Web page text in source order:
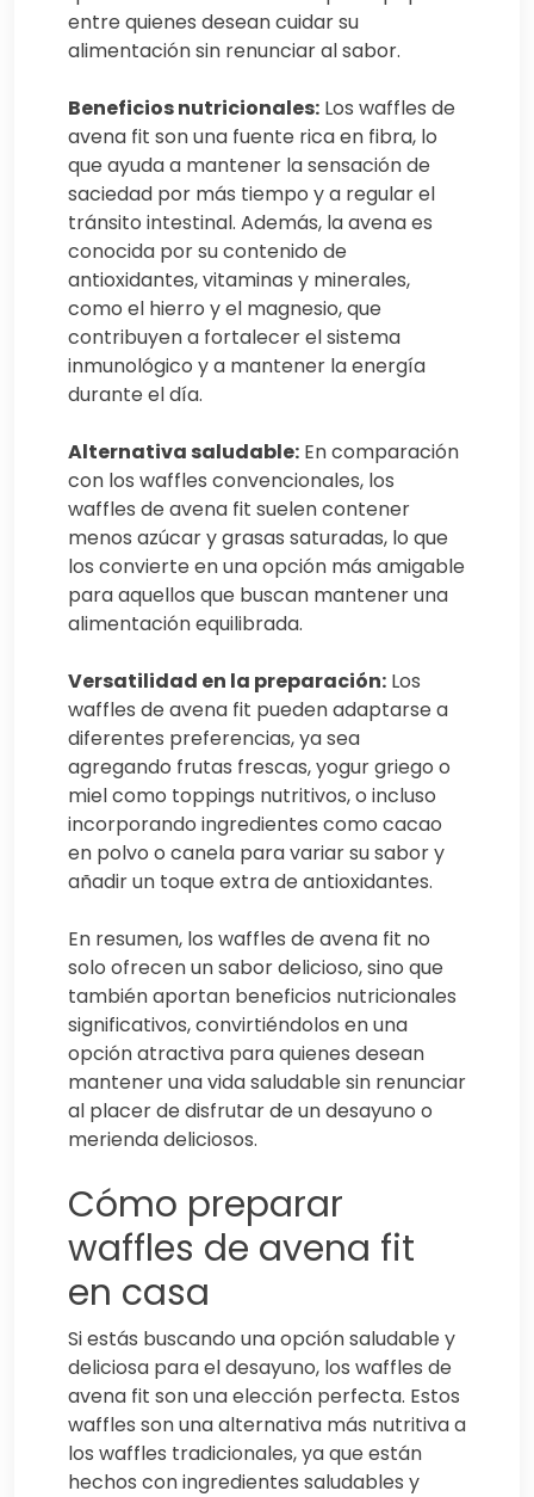
entre quienes desean cuidar su
alimentación sin renunciar al sabor.
Beneficios nutricionales: Los waffles de
avena fit son una fuente rica en fibra, lo
que ayuda a mantener la sensación de
saciedad por más tiempo y a regular el
tránsito intestinal. Además, la avena es
conocida por su contenido de
antioxidantes, vitaminas y minerales,
como el hierro y el magnesio, que
contribuyen a fortalecer el sistema
inmunológico y a mantener la energía
durante el día.
Alternativa saludable: En comparación
con los waffles convencionales, los
waffles de avena fit suelen contener
menos azúcar y grasas saturadas, lo que
los convierte en una opción más amigable
para aquellos que buscan mantener una
alimentación equilibrada.
Versatilidad en la preparación: Los
waffles de avena fit pueden adaptarse a
diferentes preferencias, ya sea
agregando frutas frescas, yogur griego o
miel como toppings nutritivos, o incluso
incorporando ingredientes como cacao
en polvo o canela para variar su sabor y
añadir un toque extra de antioxidantes.
En resumen, los waffles de avena fit no
solo ofrecen un sabor delicioso, sino que
también aportan beneficios nutricionales
significativos, convirtiéndolos en una
opción atractiva para quienes desean
mantener una vida saludable sin renunciar
al placer de disfrutar de un desayuno o
merienda deliciosos.
Cómo preparar
waffles de avena fit
en casa
Si estás buscando una opción saludable y
deliciosa para el desayuno, los waffles de
avena fit son una elección perfecta. Estos
waffles son una alternativa más nutritiva a
los waffles tradicionales, ya que están
hechos con ingredientes saludables y